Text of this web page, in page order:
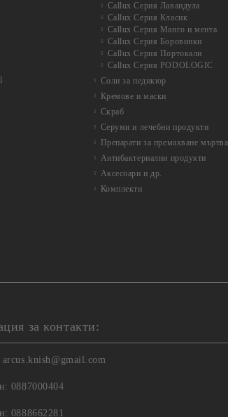
Callux Серия Лавандула
Callux Серия Класик
Callux Серия Манго и мента
Callux Серия Боровинки
Callux Серия Портокали
Callux Серия PODOLOGIC
Соли за педикюр
Кремове и маски
Скраб
Серуми и лечебни продукти
Препарати за премахване
Антибактериални продукти
Аксесоари и др.
Комплекти
за контакти:
arcus.knish@gmail.com
0887000404
0888662281